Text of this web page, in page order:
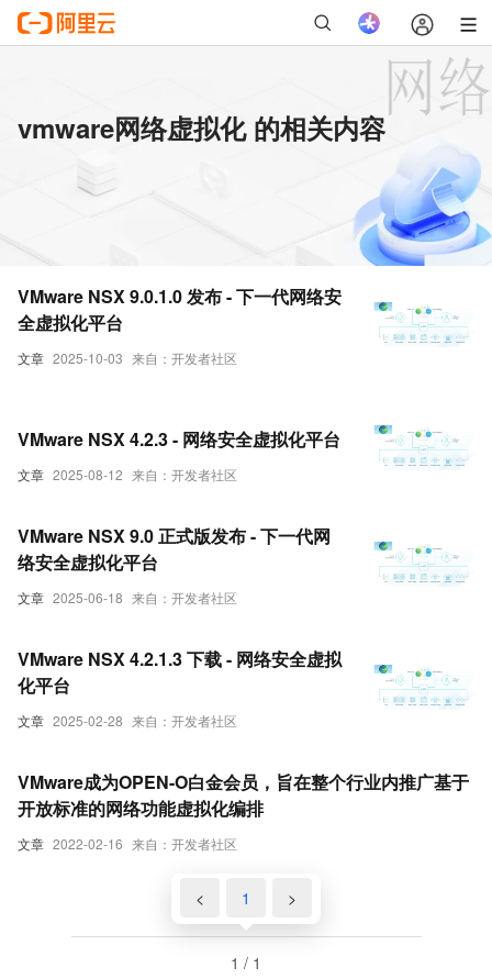
vmware网络虚拟化 的相关内容
文章 2025-10-03 来自：开发者社区
VMware NSX 9.0.1.0 发布 - 下一代网络安
全虚拟化平台
文章 2025-08-12 来自：开发者社区
VMware NSX 4.2.3 - 网络安全虚拟化平台
文章 2025-06-18 来自：开发者社区
VMware NSX 9.0 正式版发布 - 下一代网
络安全虚拟化平台
文章 2025-02-28 来自：开发者社区
VMware NSX 4.2.1.3 下载 - 网络安全虚拟
化平台
文章 2022-02-16 来自：开发者社区
VMware成为OPEN-O白金会员，旨在整个行业内推广基于
开放标准的网络功能虚拟化编排
< 1 >
1 / 1